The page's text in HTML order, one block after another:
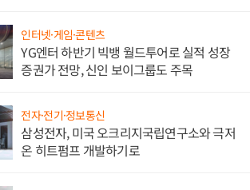
인터넷·게임·콘텐츠
YG엔터 하반기 빅뱅 월드투어로 실적 성장
증권가 전망, 신인 보이그룹도 주목
전자·전기·정보통신
삼성전자, 미국 오크리지국립연구소와 극저
온 히트펌프 개발하기로